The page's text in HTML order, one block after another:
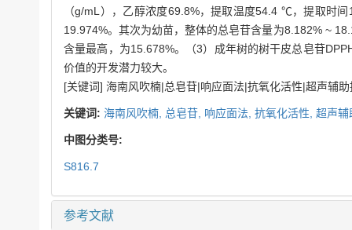
（g/mL），乙醇浓度69.8%，提取温度54.4 ℃，提取时
19.974%。其次为幼苗，整体的总皂苷含量为8.182% ~
含量最高，为15.678%。（3）成年树的树干皮总皂苷
价值的开发潜力较大。
[关键词] 海南风吹楠|总皂苷|响应面法|抗氧化活性|超声辅
关键词: 海南风吹楠, 总皂苷, 响应面法, 抗氧化活性, 超声辅
中图分类号:
S816.7
参考文献